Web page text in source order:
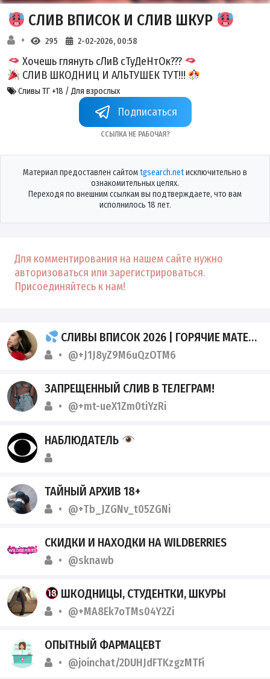
СЛИВ ВПИСОК И СЛИВ ШКУР
295 2-02-2026, 00:58
Хочешь глянуть сЛиВ сТуДеНтОк???
СЛИВ ШКОДНИЦ И АЛЬТУШЕК ТУТ!!!
Сливы ТГ +18 / Для взрослых
Ссылка не рабочая?
Материал предоставлен сайтомtgsearch.netисключительно в
ознакомительных целях.
Переходя по внешним ссылкам вы подтверждаете, что вам
исполнилось 18 лет.
Для комментирования на нашем сайте нужно
авторизоваться или зарегистрироваться.
Присоединяйтесь к нам!
СЛИВЫ ВПИСОК 2026 | ГОРЯЧИЕ МАТЕРИАЛЫ БЕЗ ТОРМОЗОВ
@+J1J8yZ9M6uQzOTM6
ЗАПРЕЩЕННЫЙ СЛИВ В ТЕЛЕГРАМ!
@+mt-ueX1Zm0tiYzRi
НАБЛЮДАТЕЛЬ
ТАЙНЫЙ АРХИВ 18+
@+Tb_JZGNv_t05ZGNi
СКИДКИ И НАХОДКИ НА WILDBERRIES
@sknawb
ШКОДНИЦЫ, СТУДЕНТКИ, ШКУРЫ
@+MA8Ek7oTMs04Y2Zi
ОПЫТНЫЙ ФАРМАЦЕВТ
@joinchat/2DUHJdFTKzgzMTFi